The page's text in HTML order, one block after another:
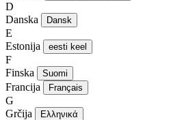
D
Danska
Dansk
E
Estonija
eesti keel
F
Finska
Suomi
Francija Français
G
Grčija
Ελληνικά